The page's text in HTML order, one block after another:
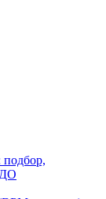
подбор,